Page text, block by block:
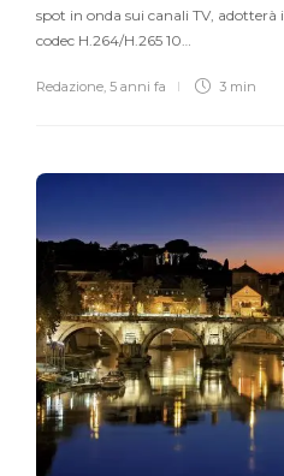
spot in onda sui canali TV, adotterà
codec H.264/H.265 10…
Redazione 5 anni fa 3 min